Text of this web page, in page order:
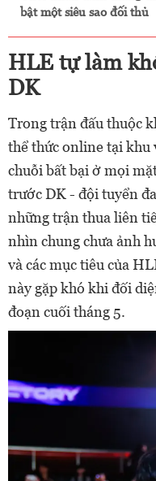
bật một siêu sao đối thủ
HLE tự làm
DK
Trong trận đấu thuộc
thể thức online tại khu
chuỗi bất bại ở mọi
trước DK - đội tuyển
những trận thua liên
nhìn chung chưa ảnh
và các mục tiêu của
này gặp khó khi đối
đoạn cuối tháng 5.